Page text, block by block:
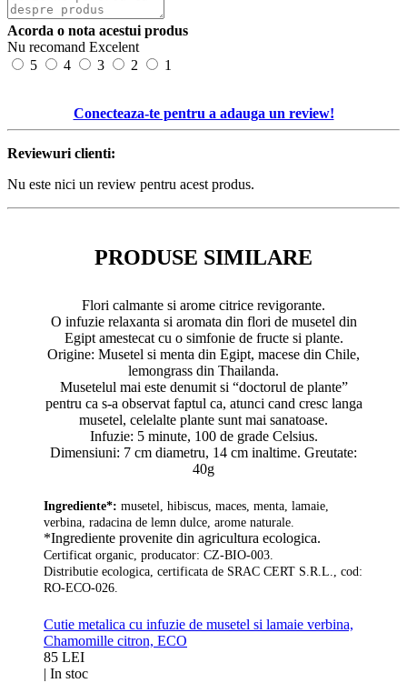
Acorda o nota acestui produs
Nu recomand Excelent
5
4 3 2 1
Conecteaza-te pentru a adauga un review!
Reviewuri clienti:
Nu este nici un review pentru acest produs.
PRODUSE SIMILARE
Flori calmante si arome citrice revigorante.
O infuzie relaxanta si aromata din flori de musetel din
Egipt amestecat cu o simfonie de fructe si plante.
Origine: Musetel si menta din Egipt, macese din Chile,
lemongrass din Thailanda.
Musetelul mai este denumit si “doctorul de plante”
pentru ca s-a observat faptul ca, atunci cand cresc langa
musetel, celelalte plante sunt mai sanatoase.
Infuzie: 5 minute, 100 de grade Celsius.
Dimensiuni: 7 cm diametru, 14 cm inaltime. Greutate:
40g
Ingrediente*: musetel, hibiscus, maces, menta, lamaie,
verbina, radacina de lemn dulce, arome naturale.
*Ingrediente provenite din agricultura ecologica.
Certificat organic, producator: CZ-BIO-003.
Distributie ecologica, certificata de SRAC CERT S.R.L., cod:
RO-ECO-026.
Cutie metalica cu infuzie de musetel si lamaie verbina,
Chamomille citron, ECO
85 LEI
| In stoc